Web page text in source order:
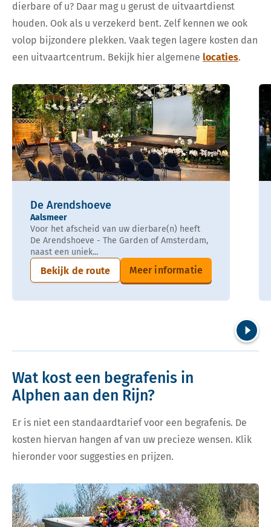
dierbare of u? Daar mag u gerust de uitvaartdienst
houden. Ook als u verzekerd bent. Zelf kennen we ook
volop bijzondere plekken. Vaak tegen lagere kosten dan
een uitvaartcentrum. Bekijk hier algemene locaties.
De Arendshoeve
Aalsmeer
Voor het afscheid van uw dierbare(n) heeft
De Arendshoeve - The Garden of Amsterdam,
naast een uniek...
Bekijk de route Meer informatie
Wat kost een begrafenis in
Alphen aan den Rijn?
Er is niet een standaardtarief voor een begrafenis. De
kosten hiervan hangen af van uw precieze wensen. Klik
hieronder voor suggesties en prijzen.
Bekijk tarieven voor begrafenis